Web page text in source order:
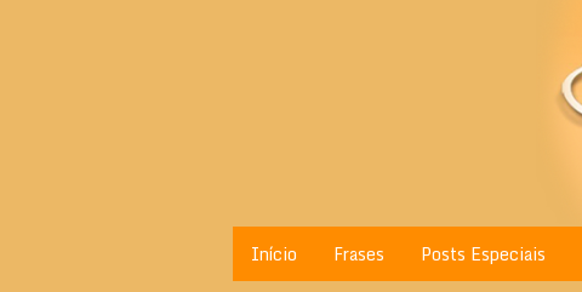
Início Frases Posts Especiais